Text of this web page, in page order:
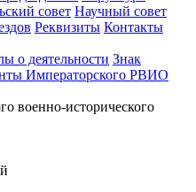
совет Научный совет
Реквизиты Контакты
о деятельности Знак
Императорского РВИО
военно-исторического